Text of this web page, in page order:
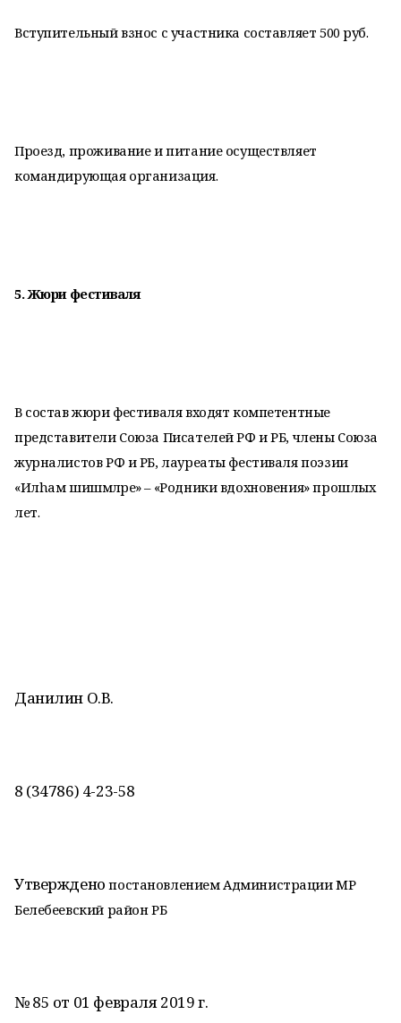
Вступительный взнос с участника составляет 500 руб.
Проезд, проживание и питание осуществляет
командирующая организация.
5. Жюри фестиваля
В состав жюри фестиваля входят компетентные
представители Союза Писателей РФ и РБ, члены Союза
журналистов РФ и РБ, лауреаты фестиваля поэзии
«Илhам шишмәләре» – «Родники вдохновения» прошлых
лет.
Данилин О.В.
8 (34786) 4-23-58
Утвержденопостановлением АдминистрацииМР
Белебеевский район РБ
№ 85 от 01 февраля 2019 г.